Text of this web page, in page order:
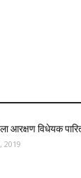
आरक्षण विधेयक
2019